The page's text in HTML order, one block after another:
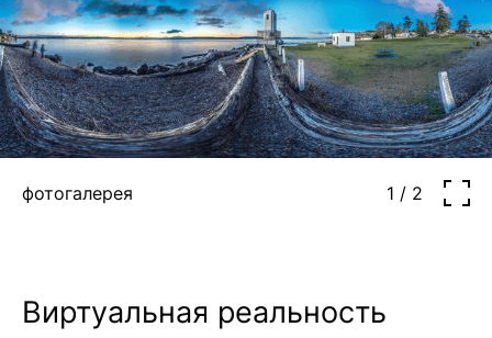
фотогалерея 1 / 2
Виртуальная реальность